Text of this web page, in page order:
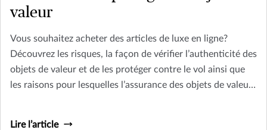
valeur
Vous souhaitez acheter des articles de luxe en ligne?
Découvrez les risques, la façon de vérifier l’authenticité des
objets de valeur et de les protéger contre le vol ainsi que
les raisons pour lesquelles l’assurance des objets de valeur
Lire l’article